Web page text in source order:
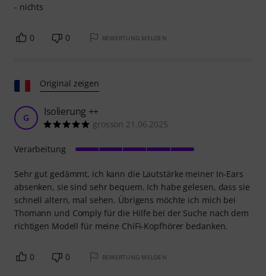
- nichts
0 0 BEWERTUNG MELDEN
Original zeigen
G Isolierung ++
grosson 21.06.2025
Sehr gut gedämmt, ich kann die Lautstärke meiner In-Ears
absenken, sie sind sehr bequem. Ich habe gelesen, dass sie
schnell altern, mal sehen. Übrigens möchte ich mich bei
Thomann und Comply für die Hilfe bei der Suche nach dem
richtigen Modell für meine ChiFi-Kopfhörer bedanken.
Verarbeitung
0 0 BEWERTUNG MELDEN